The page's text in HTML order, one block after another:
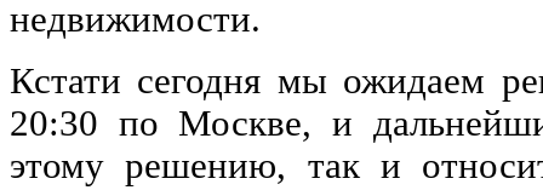
недвижимости.
Кстати сегодня мы ожидаем
20:30 по Москве, и
этому решению, так и